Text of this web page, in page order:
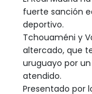
fuerte sanción
deportivo.
Tchouaméni y
altercado, que
uruguayo por
atendido.
Presentado por